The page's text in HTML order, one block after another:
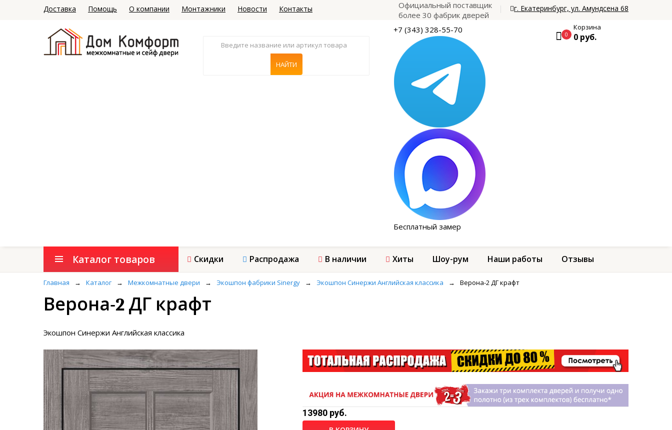
Доставка Помощь О компании Монтажники Новости Контакты
Официальный поставщик
более 30 фабрик дверей
г. Екатеринбург, ул. Амундсена 68
+7 (343) 328-55-70
Бесплатный замер
0
Корзина
0 руб.
Каталог товаров Скидки Распродажа В наличии Хиты Шоу-рум Наши работы Отзывы
Главная → Каталог → Межкомнатные двери → Экошпон фабрики Sinergy → Экошпон Синержи Английская классика → Верона-2 ДГ крафт
Верона-2 ДГ крафт
Экошпон Синержи Английская классика
13980 руб.